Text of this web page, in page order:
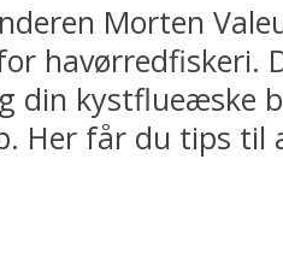
Morten
havørredfiskeri.
din kystflueæske
Her får du tips til